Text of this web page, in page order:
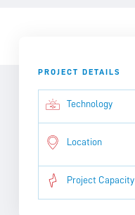
PROJECT DETAILS
Technology
Location
Project Capacity